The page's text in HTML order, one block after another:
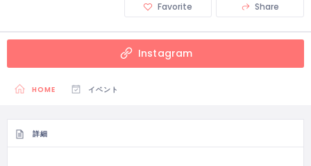
Favorite Share
Instagram
HOME イベント
詳細